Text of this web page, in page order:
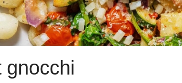
gnocchi